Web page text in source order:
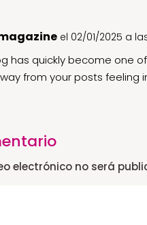
el 02/01/2025 a
has quickly become one
from your posts feeling
electrónico no será